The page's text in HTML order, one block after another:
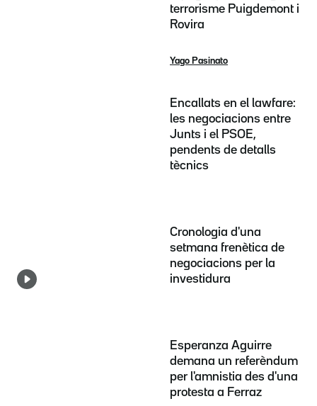
terrorisme Puigdemont i
Rovira
Yago Pasinato
Encallats en el lawfare:
les negociacions entre
Junts i el PSOE,
pendents de detalls
tècnics
Cronologia d'una
setmana frenètica de
negociacions per la
investidura
Esperanza Aguirre
demana un referèndum
per l'amnistia des d'una
protesta a Ferraz